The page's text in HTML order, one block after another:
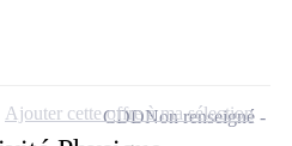
CDDNon renseigné
Ajouter cette offre à ma sélection